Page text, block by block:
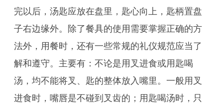
完以后，汤匙应放在盘里，匙心向上，匙柄置盘
子右边缘外。除了餐具的使用需要掌握正确的方
法外，用餐时，还有一些常规的礼仪规范应当了
解和遵守。主要有：不论是用叉进食或用匙喝
汤，均不能将叉、匙的整体放入嘴里。一般用叉
进食时，嘴唇是不碰到叉齿的；用匙喝汤时，只